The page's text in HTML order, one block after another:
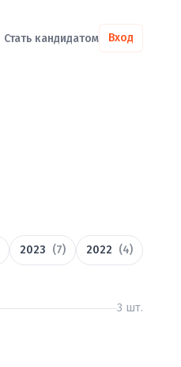
Стать кандидатом Вход
2023 (7) 2022 (4)
3 шт.